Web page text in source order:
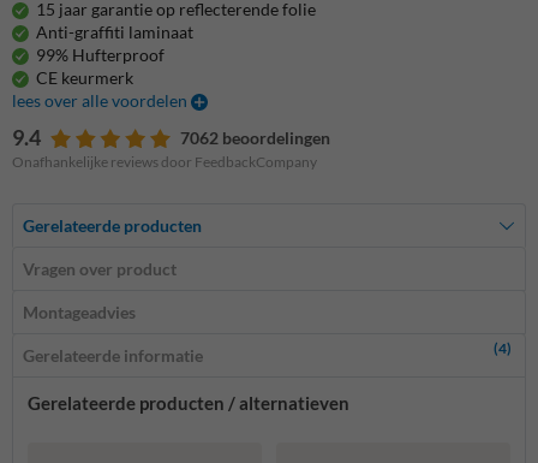
15 jaar garantie op reflecterende folie
Anti-graffiti laminaat
99% Hufterproof
CE keurmerk
lees over alle voordelen
9.4 7062 beoordelingen
Onafhankelijke reviews door FeedbackCompany
Gerelateerde producten
Vragen over product
Montageadvies
Gerelateerde informatie (4)
Gerelateerde producten / alternatieven